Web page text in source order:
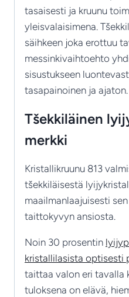
tasaisesti ja kruunu
yleisvalaisimena.
säihkeen joka erottuu
messinkivaihtoehto
sisustukseen
tasapainoinen ja ajaton.
Tšekkiläinen
merkki
Kristallikruunu 813
tšekkiläisestä
maailmanlaajuisesti
taittokyvyn ansiosta.
Noin 30 prosentin
kristallilasista optisesti
taittaa valon eri tavalla
tuloksena on elävä,